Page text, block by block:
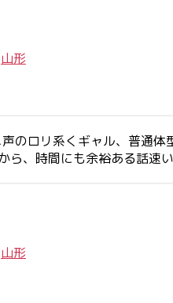
山形
のロリ系くギャル、普通
、時間にも余裕ある話
山形